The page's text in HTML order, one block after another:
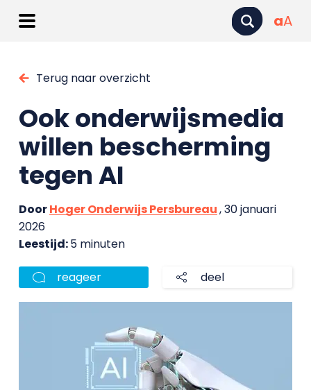
aA
Terug naar overzicht
Ook onderwijsmedia
willen bescherming
tegen AI
DoorHoger Onderwijs Persbureau, 30 januari
2026
Leestijd:5 minuten
reageer deel